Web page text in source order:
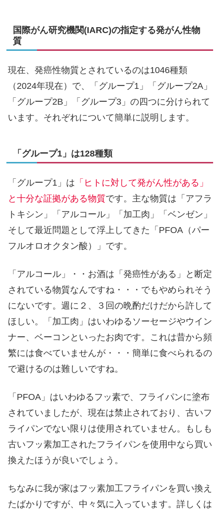
国際がん研究機関(IARC)の指定する発がん性物
質
現在、発癌性物質とされているのは1046種類
（2024年現在）で、「グループ1」「グループ2A」
「グループ2B」「グループ3」の四つに分けられて
います。それぞれについて簡単に説明します。
「グループ1」は128種類
「グループ1」は 「ヒトに対して発がん性がある」
と十分な証拠がある物質です。主な物質は「アフラ
トキシン」「アルコール」「加工肉」「ベンゼン」
そして最近問題として浮上してきた「PFOA（パー
フルオロオクタン酸）」です。
「アルコール」・・お酒は「発癌性がある」と断定
されている物質なんですね・・・でもやめられそう
にないです。週に２、３回の晩酌だけだから許して
ほしい。「加工肉」はいわゆるソーセージやウイン
ナー、ベーコンといったお肉です。これは昔から頻
繁には食べていませんが・・・簡単に食べられるの
で避けるのは難しいですね。
「PFOA」はいわゆるフッ素で、フライパンに塗布
されていましたが、現在は禁止されており、古いフ
ライパンでない限りは使用されていません。もしも
古いフッ素加工されたフライパンを使用中なら買い
換えたほうが良いでしょう。
ちなみに我が家はフッ素加工フライパンを買い換え
たばかりですが、中々気に入っています。詳しくは